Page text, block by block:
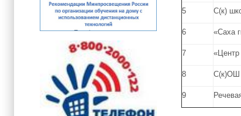
5 С(к)
6 «Саха
7 «Центр
8
9